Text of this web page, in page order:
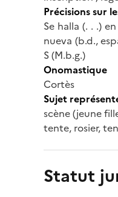
Précisions sur
Se halla (. . .)
nueva (b.d.,
S (M.b.g.)
Onomastique
Cortès
Sujet
scène (jeune
tente, rosier,
Statut